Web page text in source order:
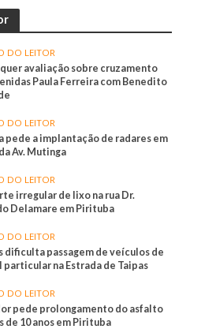
DO LEITOR
avaliação sobre cruzamento
Paula Ferreira com Benedito
DO LEITOR
pede a implantação de radares em
Av. Mutinga
DO LEITOR
irregular de lixo na rua Dr.
Delamare em Pirituba
DO LEITOR
dificulta passagem de veículos de
particular na Estrada de Taipas
DO LEITOR
pede prolongamento do asfalto
de 10 anos em Pirituba